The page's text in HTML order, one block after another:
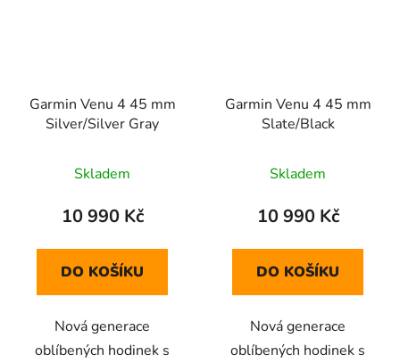
Garmin Venu 4 45 mm
Silver/Silver Gray
Skladem
10 990 Kč
DO KOŠÍKU
Nová generace
oblíbených hodinek s
Garmin Venu 4 45 mm
Slate/Black
Skladem
10 990 Kč
DO KOŠÍKU
Nová generace
oblíbených hodinek s